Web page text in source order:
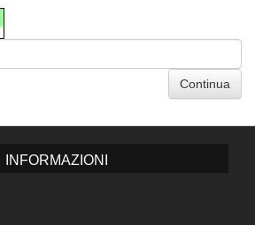
Continua
INFORMAZIONI